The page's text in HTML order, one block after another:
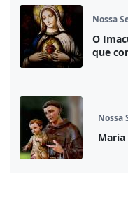
Nossa
O
que
Nossa